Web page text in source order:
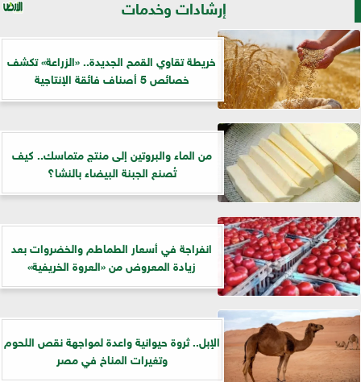
إرشادات وخدمات
خريطة تقاوي القمح الجديدة.. «الزراعة» تكشف
خصائص 5 أصناف فائقة الإنتاجية
من الماء والبروتين إلى منتج متماسك.. كيف
تُصنع الجبنة البيضاء بالنشا؟
انفراجة في أسعار الطماطم والخضروات بعد
زيادة المعروض من «العروة الخريفية»
الإبل.. ثروة حيوانية واعدة لمواجهة نقص اللحوم
وتغيرات المناخ في مصر